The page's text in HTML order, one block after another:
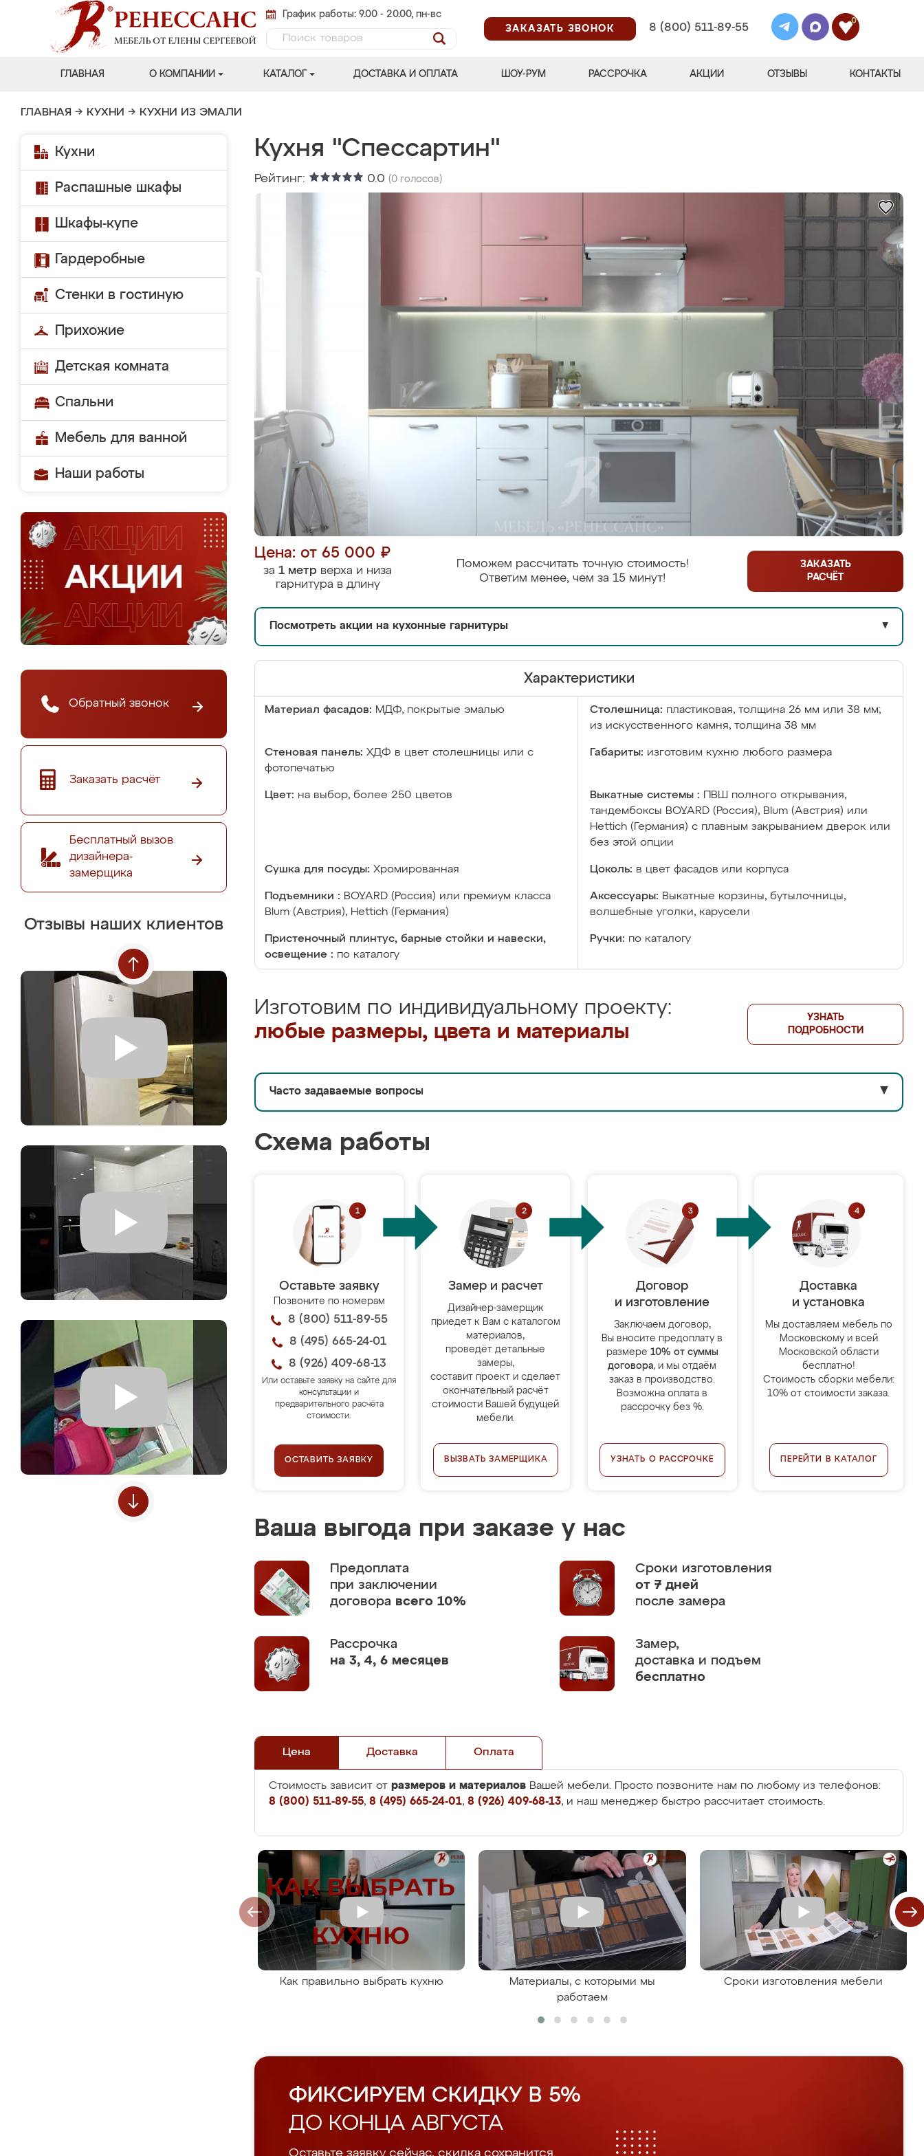
График работы: 9.00 - 20.00, пн-вс
ЗАКАЗАТЬ ЗВОНОК
8 (800) 511-89-55
0
ГЛАВНАЯ О КОМПАНИИ КАТАЛОГ ДОСТАВКА И ОПЛАТА ШОУ-РУМ РАССРОЧКА АКЦИИ ОТЗЫВЫ КОНТАКТЫ
ГЛАВНАЯ → КУХНИ → КУХНИ ИЗ ЭМАЛИ
Кухни
Распашные шкафы
Шкафы-купе
Гардеробные
Стенки в гостиную
Прихожие
Детская комната
Спальни
Мебель для ванной
Наши работы
Обратный звонок
Заказать расчёт
Бесплатный вызов
дизайнера-
замерщика
Отзывы наших клиентов
Кухня "Спессартин"
Рейтинг: 0.0 (0 голосов)
Цена: от 65 000 ₽
за 1 метр верха и низа
гарнитура в длину
Поможем рассчитать точную стоимость!
Ответим менее, чем за 15 минут!
ЗАКАЗАТЬ
РАСЧЁТ
Посмотреть акции на кухонные гарнитуры ▼
Характеристики
Материал фасадов: МДФ, покрытые эмалью Столешница: пластиковая, толщина 26 мм или 38 мм;
из искусственного камня, толщина 38 мм
Стеновая панель: ХДФ в цвет столешницы или с
фотопечатью
Габариты: изготовим кухню любого размера
Цвет: на выбор, более 250 цветов Выкатные системы :
ПВШ полного открывания,
тандембоксы BOYARD (Россия), Blum (Австрия) или
Hettich (Германия) с плавным закрыванием дверок или
без этой опции
Сушка для посуды: Хромированная Цоколь: в цвет фасадов или корпуса
Подъемники : BOYARD (Россия) или премиум класса
Blum (Австрия), Hettich (Германия)
Аксессуары: Выкатные корзины, бутылочницы,
волшебные уголки, карусели
Пристеночный плинтус, барные стойки и навески,
освещение : по каталогу
Ручки: по каталогу
Изготовим по индивидуальному проекту:
любые размеры, цвета и материалы
УЗНАТЬ
ПОДРОБНОСТИ
Часто задаваемые вопросы ▼
Схема работы
Оставьте заявку
Позвоните по номерам
8 (800) 511-89-55
8 (495) 665-24-01
8 (926) 409-68-13
Или оставьте заявку на сайте для
консультации и
предварительного расчёта
стоимости.
ОСТАВИТЬ ЗАЯВКУ
Замер и расчет
Дизайнер-замерщик
приедет к Вам с каталогом
материалов,
проведёт детальные
замеры,
составит проект и сделает
окончательный расчёт
стоимости Вашей будущей
мебели.
ВЫЗВАТЬ ЗАМЕРЩИКА
Договор
и изготовление
Заключаем договор,
Вы вносите предоплату в
размере 10% от суммы
договора, и мы отдаём
заказ в производство.
Возможна оплата в
рассрочку без %.
УЗНАТЬ О РАССРОЧКЕ
Доставка
и установка
Мы доставляем мебель по
Московскому и всей
Московской области
бесплатно!
Стоимость сборки мебели:
10% от стоимости заказа.
ПЕРЕЙТИ В КАТАЛОГ
Ваша выгода при заказе у нас
Предоплата
при заключении
договора всего 10%
Сроки изготовления
от 7 дней
после замера
Рассрочка
на 3, 4, 6 месяцев
Замер,
доставка и подъем
бесплатно
Цена Доставка Оплата
Стоимость зависит от размеров и материалов Вашей мебели. Просто позвоните нам по любому из телефонов:
8 (800) 511-89-55, 8 (495) 665-24-01, 8 (926) 409-68-13, и наш менеджер быстро рассчитает стоимость.
Как правильно выбрать кухню
Материалы, с которыми мы
работаем
Сроки изготовления мебели
ФИКСИРУЕМ СКИДКУ В 5%
ДО КОНЦА АВГУСТА
Оставьте заявку сейчас, скидка сохранится.